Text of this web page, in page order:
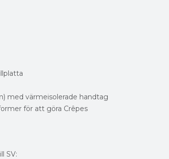
med värmeisolerade handtag
för att göra Crêpes
SV: